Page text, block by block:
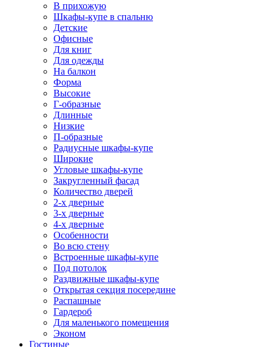
В прихожую
Шкафы-купе в спальню
Детские
Офисные
Для книг
Для одежды
На балкон
Форма
Высокие
Г-образные
Длинные
Низкие
П-образные
Радиусные шкафы-купе
Широкие
Угловые шкафы-купе
Закругленный фасад
Количество дверей
2-х дверные
3-х дверные
4-х дверные
Особенности
Во всю стену
Встроенные шкафы-купе
Под потолок
Раздвижные шкафы-купе
Открытая секция посередине
Распашные
Гардероб
Для маленького помещения
Эконом
Гостиные